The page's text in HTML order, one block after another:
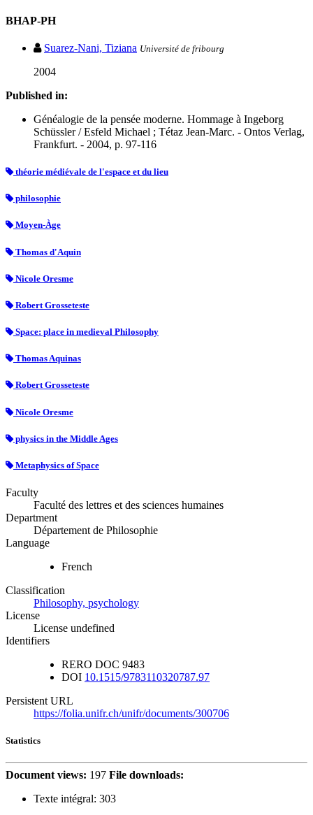
BHAP-PH
Suarez-Nani, Tiziana Université de fribourg
2004
Published in:
Généalogie de la pensée moderne. Hommage à Ingeborg
Schüssler / Esfeld Michael ; Tétaz Jean-Marc. - Ontos Verlag,
Frankfurt. - 2004, p. 97-116
théorie médiévale de l'espace et du lieu
philosophie
Moyen-Àge
Thomas d'Aquin
Nicole Oresme
Robert Grosseteste
Space: place in medieval Philosophy
Thomas Aquinas
Robert Grosseteste
Nicole Oresme
physics in the Middle Ages
Metaphysics of Space
Faculty
Faculté des lettres et des sciences humaines
Department
Département de Philosophie
Language
French
Classification
Philosophy, psychology
License
License undefined
Identifiers
RERO DOC 9483
DOI 10.1515/9783110320787.97
Persistent URL
https://folia.unifr.ch/unifr/documents/300706
Statistics
Document views: 197 File downloads:
Texte intégral: 303